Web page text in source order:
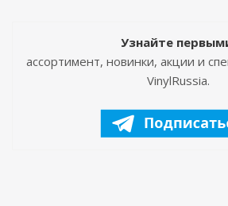
Узнайте
ассортимент, новинки, акции и
VinylRussia.